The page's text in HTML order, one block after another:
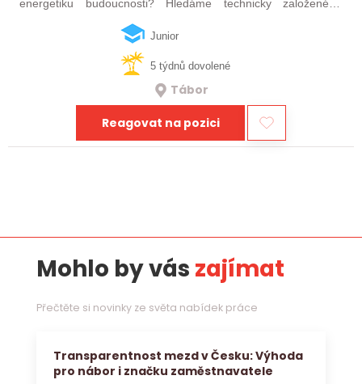
energetiku budoucnosti? Hledáme technicky založeného
realizaci bioplynových stanic po celé…
Junior
5 týdnů dovolené
Tábor
Reagovat na pozici
Mohlo by vás zajímat
Přečtěte si novinky ze světa nabídek práce
Transparentnost mezd v Česku: Výhoda
pro nábor i značku zaměstnavatele